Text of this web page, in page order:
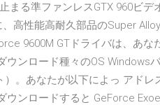
まる準ファンレスGTX 960ビ
高性能高耐久部品のSuper
9600M GTドライバは、あ
ンロード種々のOS Windows
）。あなたが以下によっ アド
ンロードすると GeForce